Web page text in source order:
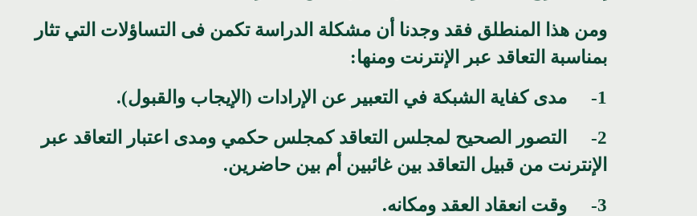
ومن هذا المنطلق فقد وجدنا أن مشكلة الدراسة تكمن فى التساؤلات التي تثار
بمناسبة التعاقد عبر الإنترنت ومنها:
1- مدى كفاية الشبكة في التعبير عن الإرادات (الإيجاب والقبول).
2- التصور الصحيح لمجلس التعاقد كمجلس حكمي ومدى اعتبار التعاقد عبر
الإنترنت من قبيل التعاقد بين غائبين أم بين حاضرين.
3- وقت انعقاد العقد ومكانه.